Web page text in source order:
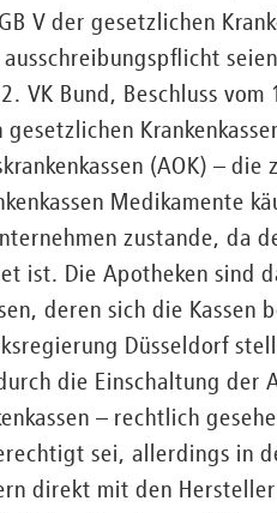
V der gesetzlichen
VK Bund, Beschluss
(AOK) – die
Medikamente
zustande, da
ist. Die Apotheken sind
deren sich die Kassen
Düsseldorf
die Einschaltung der
– rechtlich
sei, allerdings in
direkt mit den